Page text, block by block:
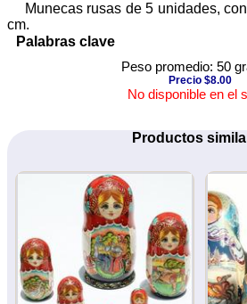
Munecas rusas de 5 unidades,
cm.
Palabras clave
Peso promedio: 50
Precio $8.00
No disponible en el
Productos